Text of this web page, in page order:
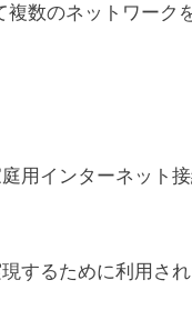
複数のネットワーク
用インターネット
するために利用され